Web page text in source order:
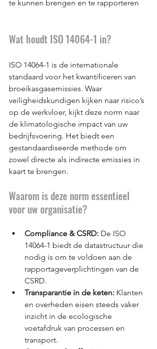
te kunnen brengen en te rapporteren
Wat houdt ISO 14064-1 in?
ISO 14064-1 is de internationale
standaard voor het kwantificeren van
broeikasgasemissies. Waar
veiligheidskundigen kijken naar risico’s
op de werkvloer, kijkt deze norm naar
de klimatologische impact van uw
bedrijfsvoering. Het biedt een
gestandaardiseerde methode om
zowel directe als indirecte emissies in
kaart te brengen.
Waarom is deze norm essentieel
voor uw organisatie?
Compliance & CSRD: De ISO
14064-1 biedt de datastructuur die
nodig is om te voldoen aan de
rapportageverplichtingen van de
CSRD.
Transparantie in de keten: Klanten
en overheden eisen steeds vaker
inzicht in de ecologische
voetafdruk van processen en
transport.